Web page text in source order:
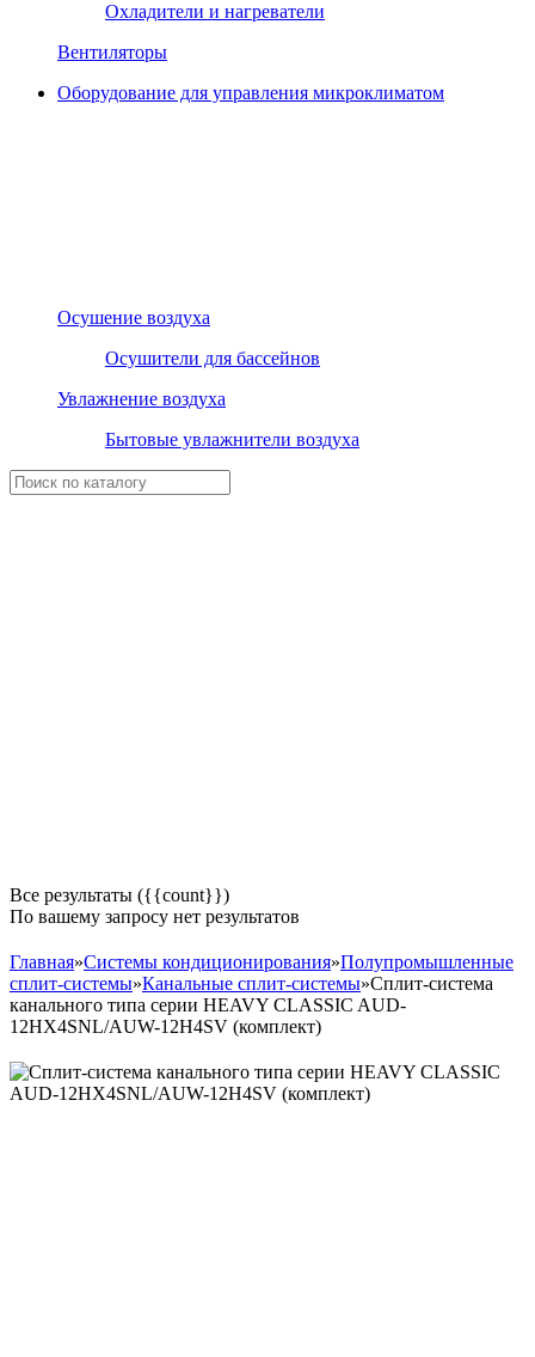
Охладители и нагреватели
Вентиляторы
Оборудование для управления микроклиматом
Осушение воздуха
Осушители для бассейнов
Увлажнение воздуха
Бытовые увлажнители воздуха
Все результаты ({{count}})
По вашему запросу нет результатов
Главная»Системы кондиционирования»Полупромышленные
сплит-системы»Канальные сплит-системы»Сплит-система
канального типа серии HEAVY CLASSIC AUD-
12HX4SNL/AUW-12H4SV (комплект)